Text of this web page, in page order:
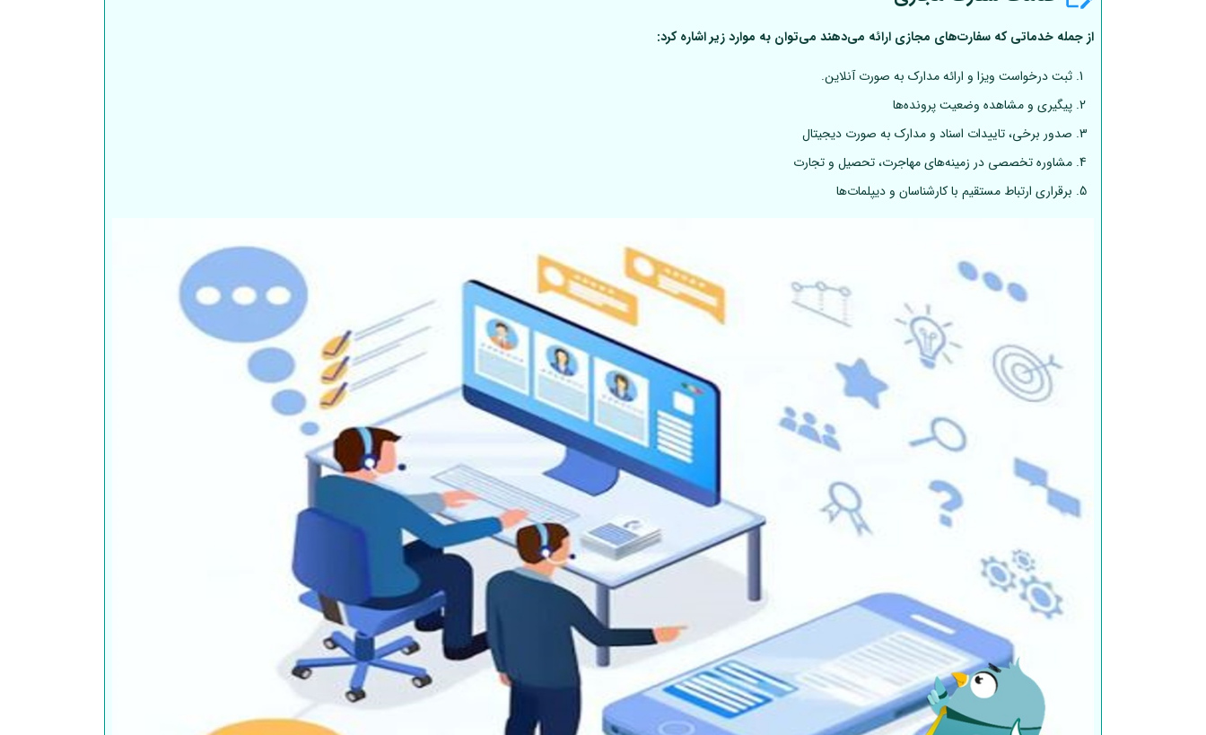
از جمله خدماتی که سفارت‌های مجازی ارائه می‌دهند می‌توان به موارد زیر اشاره کرد:
ثبت درخواست ویزا و ارائه مدارک به صورت آنلاین.
پیگیری و مشاهده وضعیت پرونده‌ها
صدور برخی، تاییدات اسناد و مدارک به صورت دیجیتال
مشاوره تخصصی در زمینه‌های مهاجرت، تحصیل و تجارت
برقراری ارتباط مستقیم با کارشناسان و دیپلمات‌ها